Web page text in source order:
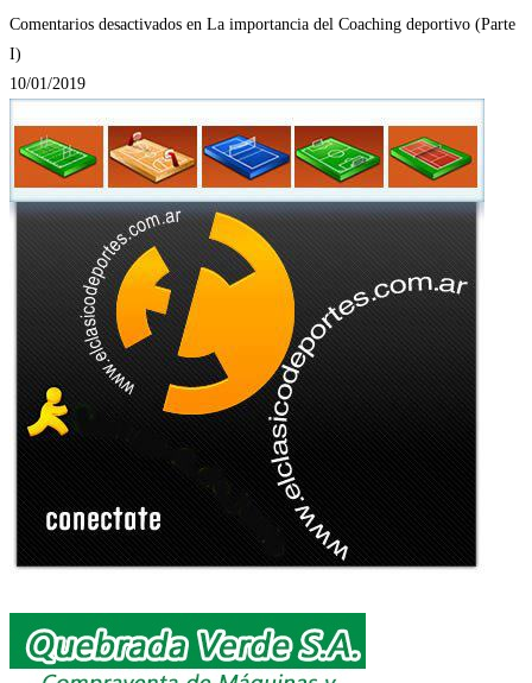
Comentarios desactivados en La importancia del Coaching deportivo (Parte
I)
10/01/2019